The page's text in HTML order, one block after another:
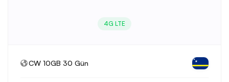
4G LTE
CW 10GB 30 Gün